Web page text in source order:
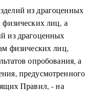
из драгоценных
лиц, а
из драгоценных
физических лиц,
опробования, а
предусмотренного
Правил, - на